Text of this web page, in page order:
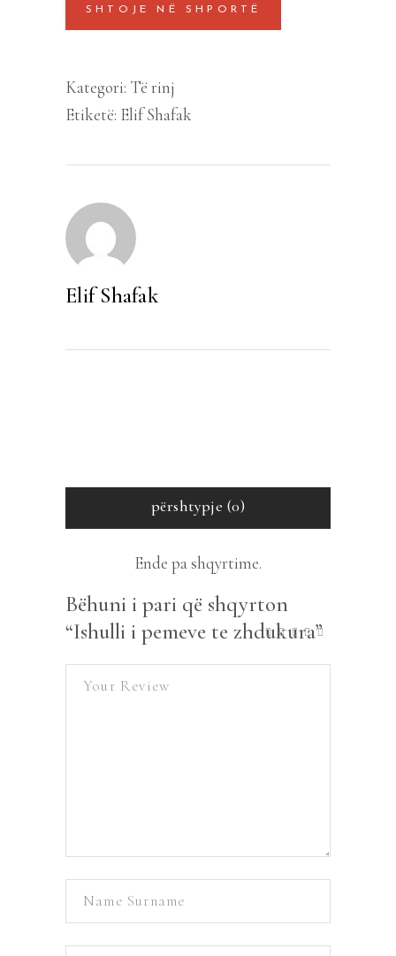
te
SHTOJE NË SHPORTË
Kategori: Të rinj
Etiketë: Elif Shafak
Elif Shafak
përshtypje (0)
Ende pa shqyrtime.
Bëhuni i pari që shqyrton
“Ishulli i pemeve te zhdukura”